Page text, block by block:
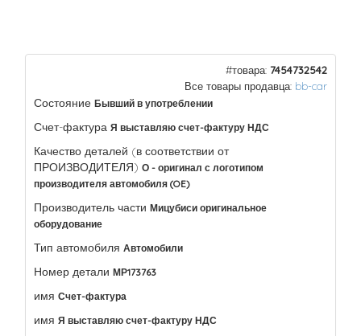
#товара: 7454732542
Все товары продавца: bb-car
Состояние Бывший в употреблении
Счет-фактура Я выставляю счет-фактуру НДС
Качество деталей (в соответствии от
ПРОИЗВОДИТЕЛЯ) О - оригинал с логотипом
производителя автомобиля (OE)
Производитель части Мицубиси оригинальное
оборудование
Тип автомобиля Автомобили
Номер детали МР173763
имя Счет-фактура
имя Я выставляю счет-фактуру НДС